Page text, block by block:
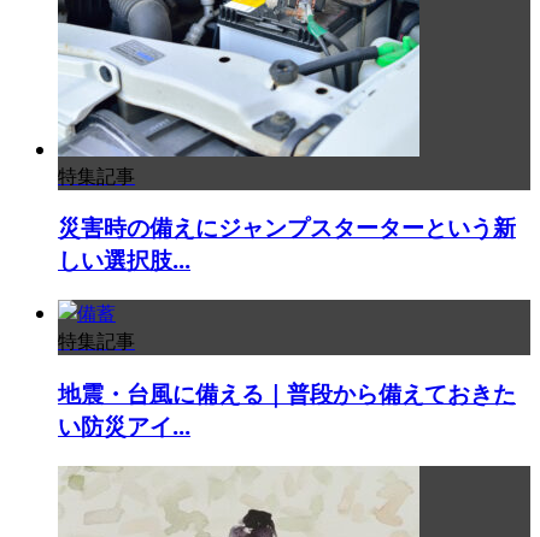
特集記事
災害時の備えにジャンプスターターという新
しい選択肢...
特集記事
地震・台風に備える｜普段から備えておきた
い防災アイ...